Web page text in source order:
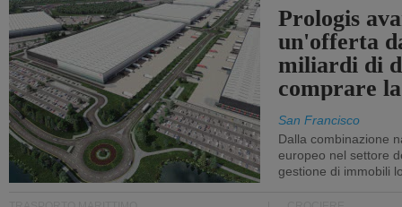
Prologis
un'offerta
miliardi di
comprare
San Francisco
Dalla combinazione
europeo nel settore
gestione di immobili